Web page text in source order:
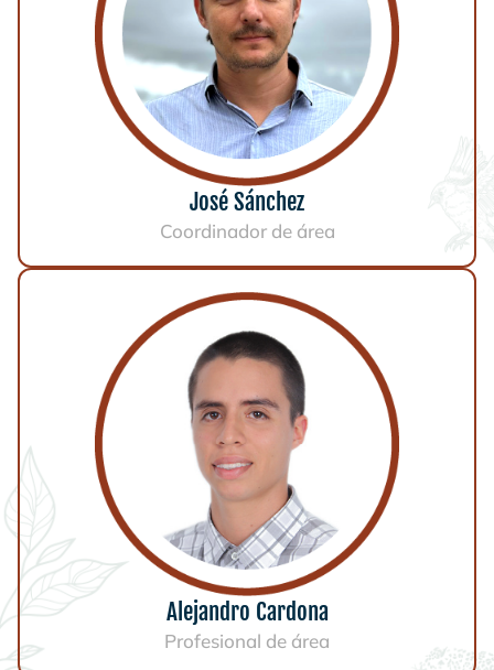
José Sánchez
Coordinador de área
Alejandro Cardona
Profesional de área